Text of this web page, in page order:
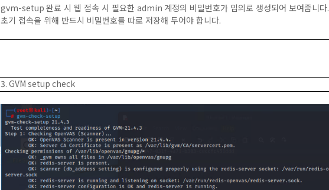
gvm-setup 완료 시 웹 접속 시 필요한 admin 계정의 비밀번호가 임의로 생성되어 보여줍니다.
초기 접속을 위해 반드시 비밀번호를 따로 저장해 두어야 합니다.
3. GVM setup check